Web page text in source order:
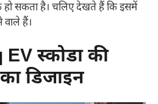
सकता है। चलिए देखते हैं कि इसमें
हैं।
स्कोडा की
डिजाइन